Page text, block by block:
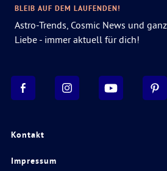
Kontakt
Impressum
BLEIB AUF DEM LAUFENDEN!
Astro-Trends, Cosmic News und
Liebe - immer aktuell für dich!